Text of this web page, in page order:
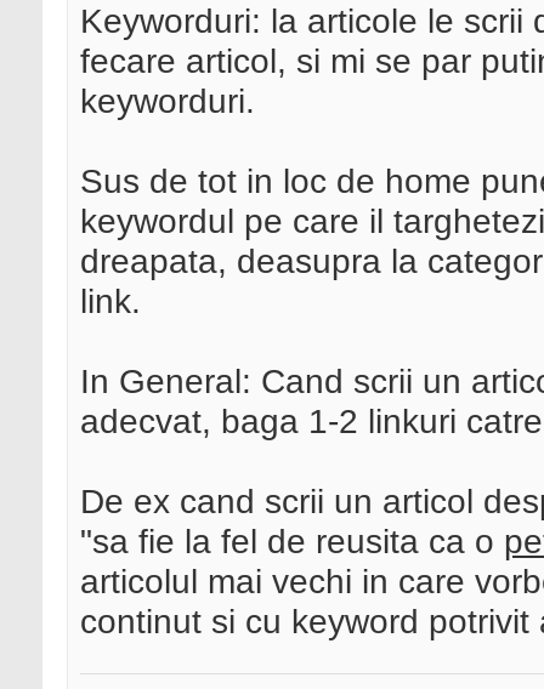
Keyworduri: la articole le
fecare articol, si mi se par
keyworduri.
Sus de tot in loc de home
keywordul pe care il
dreapata, deasupra la
link.
In General: Cand scrii un
adecvat, baga 1-2 linkuri
De ex cand scrii un articol
"sa fie la fel de reusita ca o
articolul mai vechi in care
continut si cu keyword